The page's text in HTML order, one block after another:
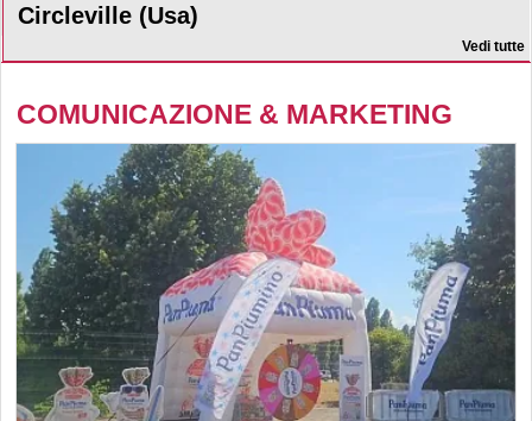
Circleville (Usa)
Vedi tutte
COMUNICAZIONE & MARKETING